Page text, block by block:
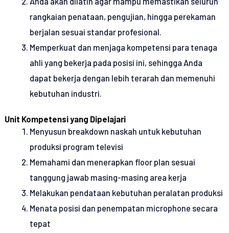
rangkaian penataan, pengujian, hingga perekaman
berjalan sesuai standar profesional.
Memperkuat dan menjaga kompetensi para tenaga
ahli yang bekerja pada posisi ini, sehingga Anda
dapat bekerja dengan lebih terarah dan memenuhi
kebutuhan industri.
Unit Kompetensi yang Dipelajari
Menyusun breakdown naskah untuk kebutuhan
produksi program televisi
Memahami dan menerapkan floor plan sesuai
tanggung jawab masing-masing area kerja
Melakukan pendataan kebutuhan peralatan produksi
Menata posisi dan penempatan microphone secara
tepat